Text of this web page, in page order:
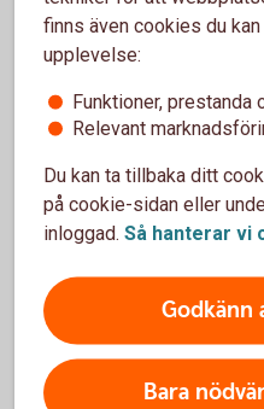
webbplatser. Du kan till
Följer fondbolaget
Parisavtalet slöts 2015 där
om att gemensamt
bland annat till att den
överstiga 1,5 grader.
vara i linje med Parisavtalet.
Har fondbolaget
ansvarsfulla
finns även cookies du
upplevelse:
Funktioner, prestanda
Relevant
Du kan ta tillbaka ditt
på cookie-sidan eller
inloggad. Så hanterar vi
Godkänn
Bara